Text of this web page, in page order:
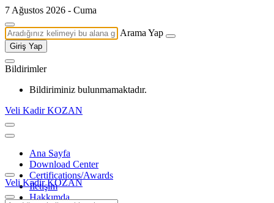
7 Ağustos 2026 - Cuma
Arama Yap
Giriş Yap
Bildirimler
Bildiriminiz bulunmamaktadır.
Veli Kadir KOZAN
Ana Sayfa
Download Center
Certifications/Awards
İletişim
Hakkımda
Veli Kadir KOZAN